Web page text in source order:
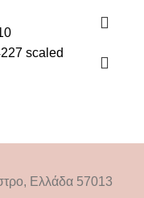
Ελλάδα 57013